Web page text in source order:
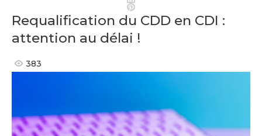
Pinterest
Requalification du CDD en CDI :
attention au délai !
383